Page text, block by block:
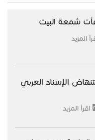
شمعة البيت
المزيد
الإسناد العربي
اقرأ المزيد